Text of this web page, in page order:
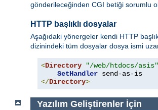
gönderileceğinden CGI betiği sorumlu
HTTP başlıklı dosyalar
Aşağıdaki yönergeler kendi HTTP
dizinindeki tüm dosyalar dosya ismi
<Directory "/web/htdocs/asis"
SetHandler
</Directory>
Yazılım Geliştirenler İçin